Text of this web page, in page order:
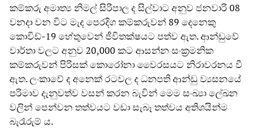
කම්කරු අමාත්‍ය නිමල් සිරිපාල ද සිල්වාට අනුව ජනවාරි 08
වනදා වන විට මැද පෙරදිග කම්කරුවන් 89 දෙනෙකු
කොවිඩ්-19 හේතුවෙන් ජීවිතක්ෂයට පත්ව ඇත. ආන්ඩුවේ
වාර්තා වලට අනුව 20,000 කට ආසන්න සංක්‍රමනික
කම්කරුවන් පිරිසක් කොරෝනා වෛරසයට නිරාවරනය වී
ඇත. ලංකාවේ ද අනෙක් රටවල ද ධනපති ආන්ඩු ව්‍යසනයේ
පරිමාව දැනුවත්ව වසන් කරන බැවින් මෙම සංඛ්‍යා ලේඛන
වලින් පෙන්වන තත්වයට වඩා සැබෑ තත්වය අතිශයින්ම
බැරෑරුම් ය.